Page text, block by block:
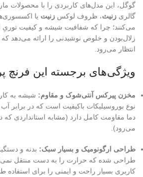
گوگل، این مدل‌های کاربردی را با محصولات
گالری زنیث، ظروف لوکس زنیت یا
می‌کنند؛ چرا که شفافیت شیشه و کیفیت توریِ
زلال‌بودن و خلوص نوشیدنی را ارائه می‌دهد که
انتظار می‌رود.
ویژگی‌های برجسته این فرنچ پرس
مخزن پیرکس آنتی‌شوک و مقاوم: شیشه به
نوع بوروسیلیکات باکیفیت است که در برابر
دما مقاومت کامل دارد (مشابه استانداردی
می‌رود).
طراحی ارگونومیک و بسیار سبک: بدنه و
طراحی شده که حرارت را به دست منتقل
کاربری بسیار راحت و ایمنی را برای استفاده